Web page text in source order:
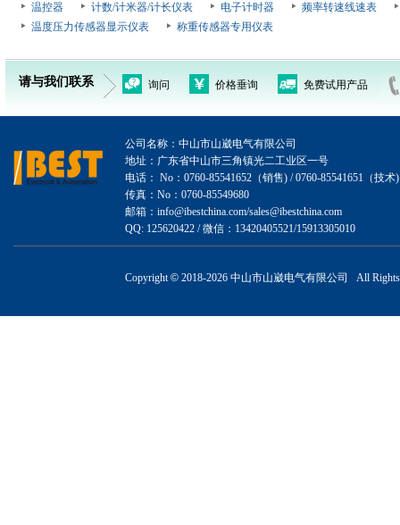
温控器
计数/计米器/计长仪表 电子计时器
频率转速线速表
温度压力传感器显示仪表
称重传感器专用仪表
请与我们联系 询问 价格垂询 免费试用产品
公司名称：中山市山崴电气有限公司
地址：广东省中山市三角镇光二工业区一号
电话： No：0760-85541652（销售) / 0760-85541651（技术)
传真：No：0760-85549680
邮箱：info@ibestchina.com/sales@ibestchina.com
QQ: 125620422 / 微信：13420405521/15913305010
Copyright© 2018-2026 中山市山崴电气有限公司 All Rights